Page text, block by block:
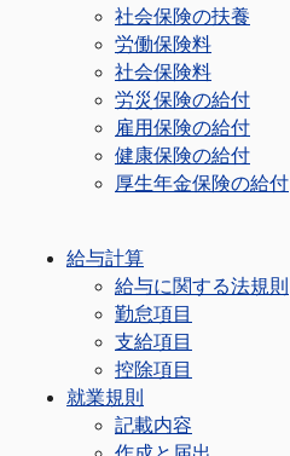
社会保険の扶養
労働保険料
社会保険料
労災保険の給付
雇用保険の給付
健康保険の給付
厚生年金保険の給付
給与計算
給与に関する法規則
勤怠項目
支給項目
控除項目
就業規則
記載内容